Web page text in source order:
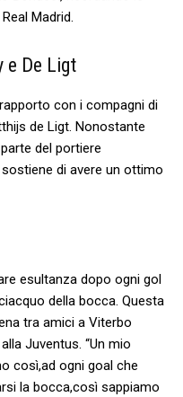
Madrid.
e De Ligt
con i compagni di
de Ligt. Nonostante
del portiere
‍di avere un ottimo
esultanza dopo ogni gol
della bocca. Questa
tra amici a ⁣Viterbo‍
Juventus. “Un ‌mio
così,ad ogni goal che
la bocca,così sappiamo